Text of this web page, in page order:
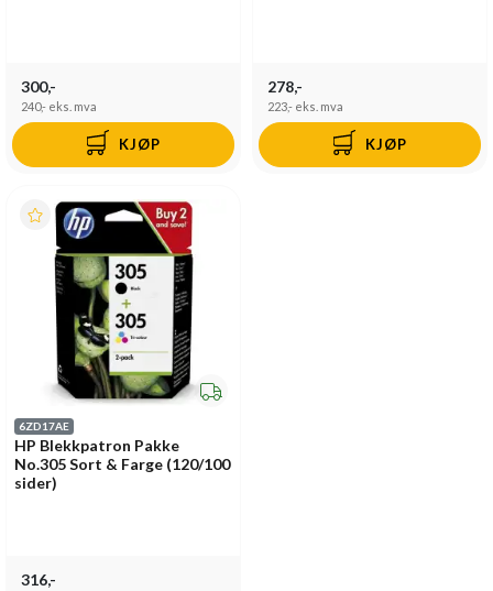
300,-
240,- eks. mva
KJØP
278,-
223,- eks. mva
KJØP
6ZD17AE
HP Blekkpatron Pakke
No.305 Sort & Farge (120/100
sider)
316,-